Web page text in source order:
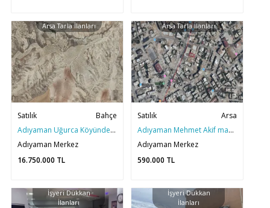
Arsa Tarla İlanları
Satılık
Bahçe
Adıyaman Uğurca Köyünde Satılık 140 Dönüm Dev Bahçe
Adıyaman Merkez
16.750.000 TL
Arsa Tarla İlanları
Satılık
Arsa
Adıyaman Mehmet Akif mah. mükemmel konumda Satılık Arsa Payı
Adıyaman Merkez
590.000 TL
İşyeri Dükkan
İlanları
İşyeri Dükkan
İlanları